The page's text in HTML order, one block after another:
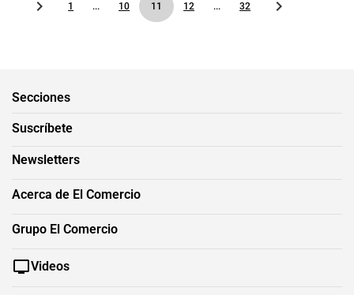
1 ... 10 11 12 ... 32
Secciones
Suscríbete
Newsletters
Acerca de El Comercio
Grupo El Comercio
Videos